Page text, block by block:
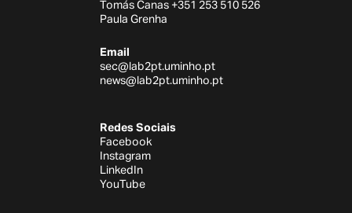
Tomás Canas +351 253 510 526
Paula Grenha
Email
sec@lab2pt.uminho.pt
news@lab2pt.uminho.pt
Redes Sociais
Facebook
Instagram
LinkedIn
YouTube